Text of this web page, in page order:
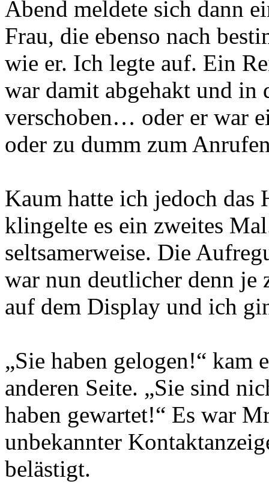
Abend meldete sich dann
Frau, die ebenso nach
wie er. Ich legte auf. Ein
war damit abgehakt und in
verschoben… oder er war
oder zu dumm zum
Kaum hatte ich jedoch das
klingelte es ein zweites
seltsamerweise. Die
war nun deutlicher denn je
auf dem Display und ich
„Sie haben gelogen!“ kam
anderen Seite. „Sie sind
haben gewartet!“ Es war
unbekannter
belästigt.